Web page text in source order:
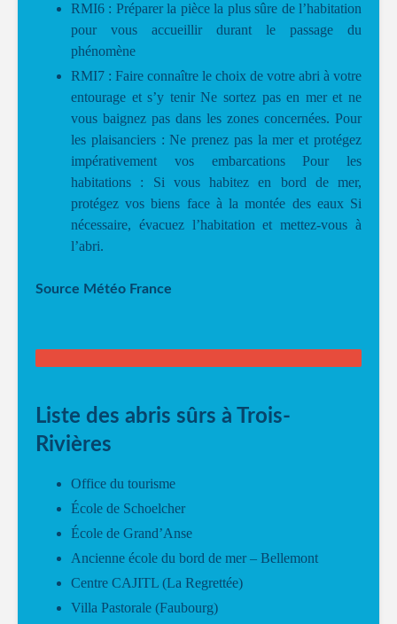
RMI6 : Préparer la pièce la plus sûre de l’habitation
pour vous accueillir durant le passage du
phénomène
RMI7 : Faire connaître le choix de votre abri à votre
entourage et s’y tenir Ne sortez pas en mer et ne
vous baignez pas dans les zones concernées. Pour
les plaisanciers : Ne prenez pas la mer et protégez
impérativement vos embarcations Pour les
habitations : Si vous habitez en bord de mer,
protégez vos biens face à la montée des eaux Si
nécessaire, évacuez l’habitation et mettez-vous à
l’abri.
Source Météo France
Liste des abris sûrs à Trois-
Rivières
Office du tourisme
École de Schoelcher
École de Grand’Anse
Ancienne école du bord de mer – Bellemont
Centre CAJITL (La Regrettée)
Villa Pastorale (Faubourg)